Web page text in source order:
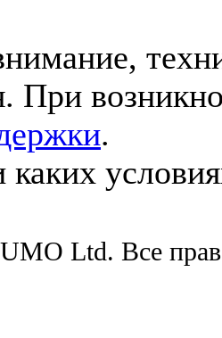
При
.
Ltd. Все